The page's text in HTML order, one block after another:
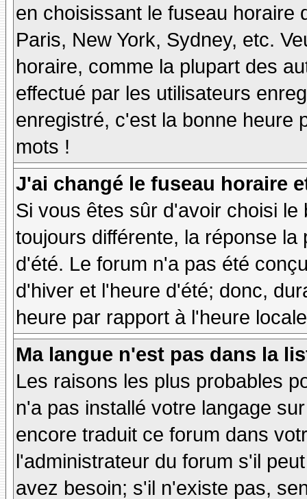
en choisissant le fuseau horaire
Paris, New York, Sydney, etc.
horaire, comme la plupart des
effectué par les utilisateurs
enregistré, c'est la bonne heure
mots !
J'ai changé le fuseau horaire
Si vous êtes sûr d'avoir choisi
toujours différente, la réponse
d'été. Le forum n'a pas été
d'hiver et l'heure d'été; donc,
heure par rapport à l'heure
Ma langue n'est pas dans la
Les raisons les plus probables
n'a pas installé votre langage
encore traduit ce forum dans
l'administrateur du forum s'il
avez besoin; s'il n'existe pas,